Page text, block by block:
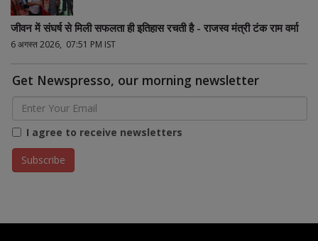
जीवन में संघर्ष से मिली सफलता ही इतिहास रचती है - राजस्व मंत्री टंक राम वर्मा
6 अगस्त 2026, 07:51 PM IST
Get Newspresso, our morning newsletter
I agree to receive newsletters